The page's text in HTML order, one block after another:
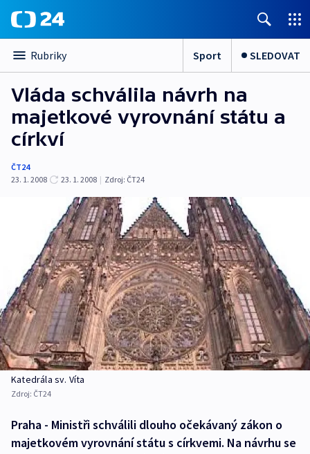
Rubriky Sport SLEDOVAT
Vláda schválila návrh na
majetkové vyrovnání státu a
církví
ČT24
23. 1. 2008
23. 1. 2008 | Zdroj: ČT24
Katedrála sv. Víta
Zdroj: ČT24
Praha - Ministři schválili dlouho očekávaný zákon o
majetkovém vyrovnání státu s církvemi. Na návrhu se